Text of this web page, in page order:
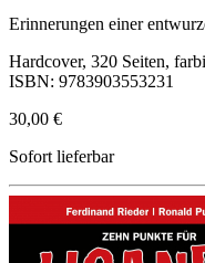
Erinnerungen einer
Hardcover, 320 Seiten,
ISBN: 9783903553231
30,00 €
Sofort lieferbar